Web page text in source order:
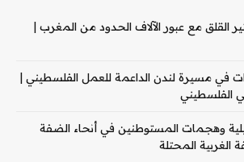
القلق مع عبور الآلاف الحدود من المغرب |
في مسيرة لندن الداعمة للعمل الفلسطيني |
الفلسطيني
وهجمات المستوطنين في أنحاء الضفة
الغربية المحتلة